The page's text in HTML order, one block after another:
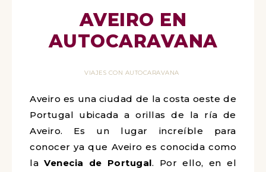
AVEIRO EN
AUTOCARAVANA
VIAJES CON AUTOCARAVANA
Aveiro es una ciudad de la costa oeste de
Portugal ubicada a orillas de la ría de
Aveiro. Es un lugar increíble para
conocer ya que Aveiro es conocida como
laVenecia de Portugal. Por ello, en el